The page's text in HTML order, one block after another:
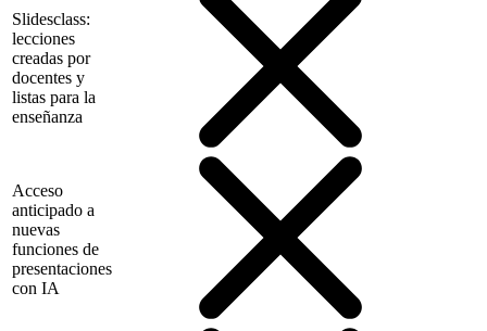
Slidesclass:
lecciones
creadas por
docentes y
listas para la
enseñanza
Acceso
anticipado a
nuevas
funciones de
presentaciones
con IA